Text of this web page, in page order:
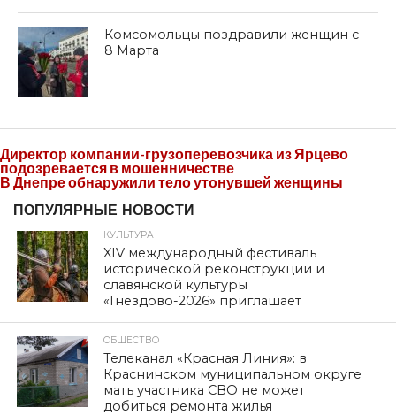
Комсомольцы поздравили женщин с
8 Марта
Директор компании-грузоперевозчика из Ярцево
подозревается в мошенничестве
В Днепре обнаружили тело утонувшей женщины
ПОПУЛЯРНЫЕ НОВОСТИ
КУЛЬТУРА
XIV международный фестиваль
исторической реконструкции и
славянской культуры
«Гнёздово-2026» приглашает
ОБЩЕСТВО
Телеканал «Красная Линия»: в
Краснинском муниципальном округе
мать участника СВО не может
добиться ремонта жилья